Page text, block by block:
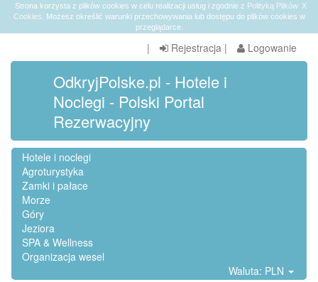
X
Strona korzysta z plików cookies w celu realizacji usług i zgodnie z Polityką Plików
Cookies . Możesz określić warunki przechowywania lub dostępu do plików cookies w
przeglądarce.
| Rejestracja | Logowanie
OdkryjPolske.pl - Hotele i
Noclegi - Polski Portal
Rezerwacyjny
Hotele i noclegi
Agroturystyka
Zamki i pałace
Morze
Góry
Jeziora
SPA & Wellness
Organizacja wesel
Waluta: PLN